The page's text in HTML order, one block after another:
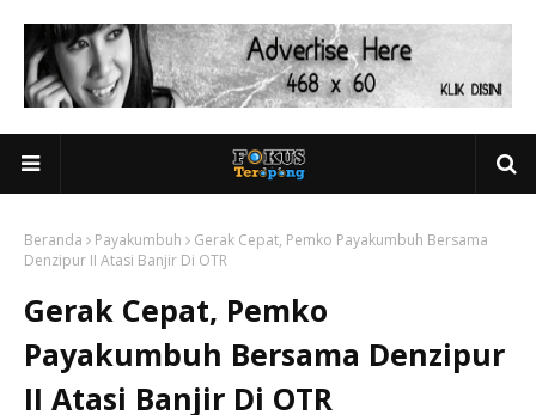
Beranda Payakumbuh
Gerak Cepat, Pemko Payakumbuh Bersama
Denzipur II Atasi Banjir Di OTR
Gerak Cepat, Pemko
Payakumbuh Bersama Denzipur
II Atasi Banjir Di OTR